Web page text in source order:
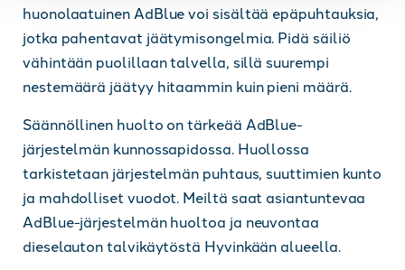
huonolaatuinen AdBlue voi sisältää epäpuhtauksia,
jotka pahentavat jäätymisongelmia. Pidä säiliö
vähintään puolillaan talvella, sillä suurempi
nestemäärä jäätyy hitaammin kuin pieni määrä.
Säännöllinen huolto on tärkeää AdBlue-
järjestelmän kunnossapidossa. Huollossa
tarkistetaan järjestelmän puhtaus, suuttimien kunto
ja mahdolliset vuodot. Meiltä saat asiantuntevaa
AdBlue-järjestelmän huoltoa ja neuvontaa
dieselauton talvikäytöstä Hyvinkään alueella.